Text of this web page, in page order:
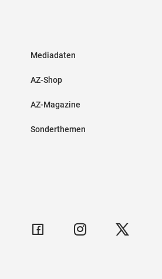
Mediadaten
AZ-Shop
AZ-Magazine
Sonderthemen